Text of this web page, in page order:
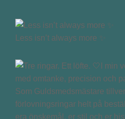
Less isn’t always more ✨